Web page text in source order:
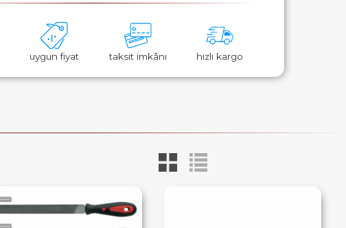
uygun fiyat taksit imkânı hızlı kargo